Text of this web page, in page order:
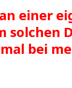
einer
solchen
bei